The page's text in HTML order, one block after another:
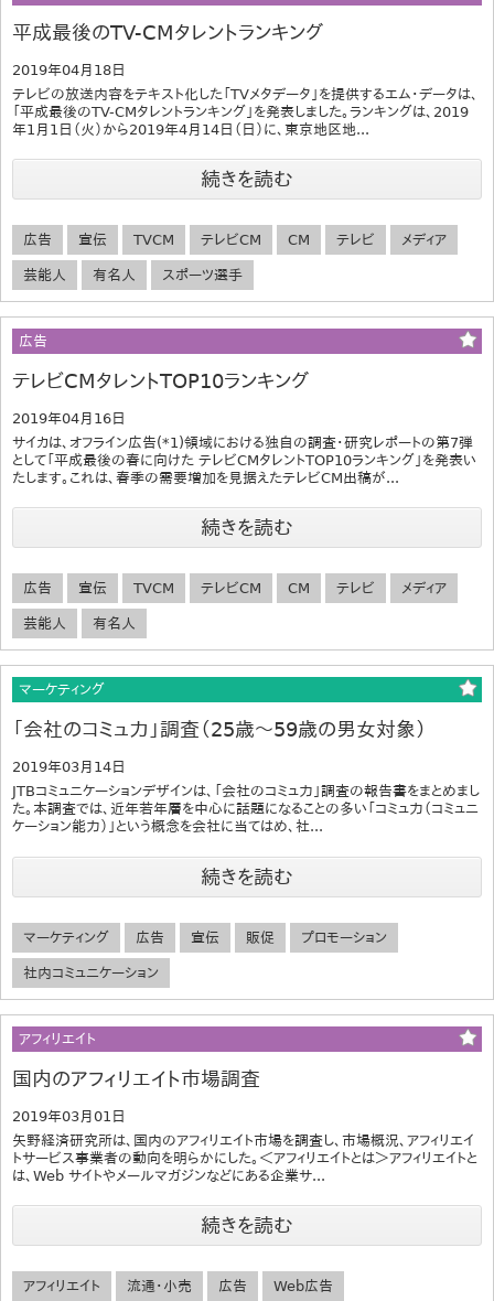
平成最後のTV-CMタレントランキング
2019年04月18日
テレビの放送内容をテキスト化した「TVメタデータ」を提供するエム・データは、
「平成最後のTV-CMタレントランキング」を発表しました。ランキングは、2019
年1月1日（火）から2019年4月14日（日）に、東京地区地...
続きを読む
広告 宣伝 TVCM テレビCM CM テレビ メディア
芸能人 有名人 スポーツ選手
広告
テレビCMタレントTOP10ランキング
2019年04月16日
サイカは、オフライン広告(*1)領域における独自の調査・研究レポートの第7弾
として「平成最後の春に向けた テレビCMタレントTOP10ランキング」を発表い
たします。これは、春季の需要増加を見据えたテレビCM出稿が...
続きを読む
広告 宣伝 TVCM テレビCM CM テレビ メディア
芸能人 有名人
マーケティング
「会社のコミュ力」調査（25歳～59歳の男女対象）
2019年03月14日
JTBコミュニケーションデザインは、「会社のコミュ力」調査の報告書をまとめまし
た。本調査では、近年若年層を中心に話題になることの多い「コミュ力（コミュニ
ケーション能力）」という概念を会社に当てはめ、社...
続きを読む
マーケティング 広告 宣伝 販促 プロモーション
社内コミュニケーション
アフィリエイト
国内のアフィリエイト市場調査
2019年03月01日
矢野経済研究所は、国内のアフィリエイト市場を調査し、市場概況、アフィリエイ
トサービス事業者の動向を明らかにした。＜アフィリエイトとは＞アフィリエイトと
は、Web サイトやメールマガジンなどにある企業サ...
続きを読む
アフィリエイト 流通・小売 広告 Web広告